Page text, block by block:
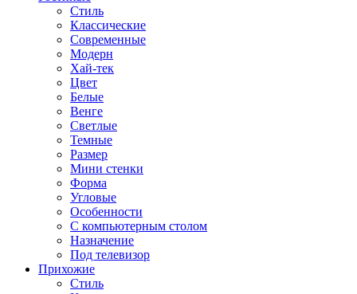
Стиль
Классические
Современные
Модерн
Хай-тек
Цвет
Белые
Венге
Светлые
Темные
Размер
Мини стенки
Форма
Угловые
Особенности
С компьютерным столом
Назначение
Под телевизор
Прихожие
Стиль